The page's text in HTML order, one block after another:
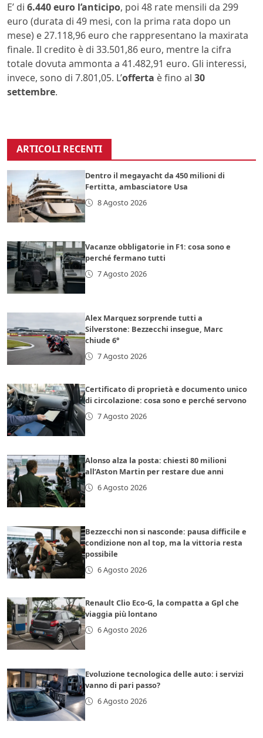
E’ di 6.440 euro l’anticipo, poi 48 rate mensili da 299
euro (durata di 49 mesi, con la prima rata dopo un
mese) e 27.118,96 euro che rappresentano la maxirata
finale. Il credito è di 33.501,86 euro, mentre la cifra
totale dovuta ammonta a 41.482,91 euro. Gli interessi,
invece, sono di 7.801,05. L’offerta è fino al 30
settembre.
ARTICOLI RECENTI
Dentro il megayacht da 450 milioni di
Fertitta, ambasciatore Usa
8 Agosto 2026
Vacanze obbligatorie in F1: cosa sono e
perché fermano tutti
7 Agosto 2026
Alex Marquez sorprende tutti a
Silverstone: Bezzecchi insegue, Marc
chiude 6°
7 Agosto 2026
Certificato di proprietà e documento unico
di circolazione: cosa sono e perché servono
7 Agosto 2026
Alonso alza la posta: chiesti 80 milioni
all’Aston Martin per restare due anni
6 Agosto 2026
Bezzecchi non si nasconde: pausa difficile e
condizione non al top, ma la vittoria resta
possibile
6 Agosto 2026
Renault Clio Eco-G, la compatta a Gpl che
viaggia più lontano
6 Agosto 2026
Evoluzione tecnologica delle auto: i servizi
vanno di pari passo?
6 Agosto 2026